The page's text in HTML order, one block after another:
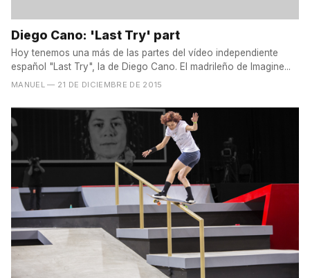
Diego Cano: 'Last Try' part
Hoy tenemos una más de las partes del vídeo independiente
español "Last Try", la de Diego Cano. El madrileño de Imagine...
MANUEL — 21 DE DICIEMBRE DE 2015